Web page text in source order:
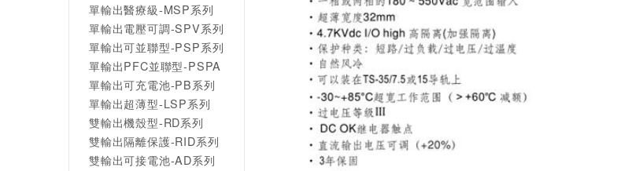
單輸出醫療級-MSP系列
單輸出電壓可調-SPV系列
單輸出可並聯型-PSP系列
單輸出PFC並聯型-PSPA
單輸出可充電池-PB系列
單輸出超薄型-LSP系列
雙輸出機殼型-RD系列
雙輸出隔離保護-RID系列
雙輸出可接電池-AD系列